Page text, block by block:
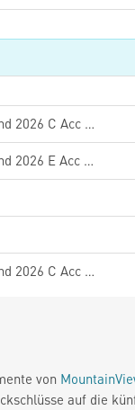
BlackRock Euro Investment Grade Fixed Maturity Bond Fund 2026 C Acc Accu EUR
BlackRock Euro Investment Grade Fixed Maturity Bond Fund 2026 E Acc Accu EUR
BlackRock Euro Investment Grade Fixed Maturity Bond Fund 2026 C Acc Hedged Accu CHF
von
auf die